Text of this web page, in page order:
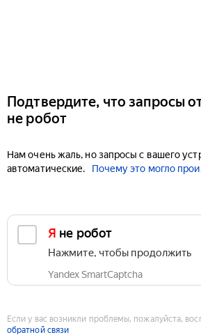
Подтвердите, что запросы
не робот
Нам очень жаль, но запросы с вашего
автоматические.
Почему это могло
Я не робот
Нажмите, чтобы продолжить
Yandex SmartCaptcha
Если у вас возникли проблемы, пожалуйста,
обратной связи